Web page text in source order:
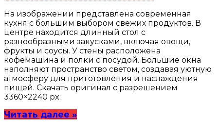
На изображении представлена современная
кухня с большим выбором свежих продуктов. В
центре находится длинный стол с
разнообразными закусками, включая овощи,
фрукты и соусы. У стены расположена
кофемашина и полки с посудой. Большие окна
наполняют пространство светом, создавая уютную
атмосферу для приготовления и наслаждения
пищей. Скачать оригинал с разрешением
3360×2240 px:
Читать далее »